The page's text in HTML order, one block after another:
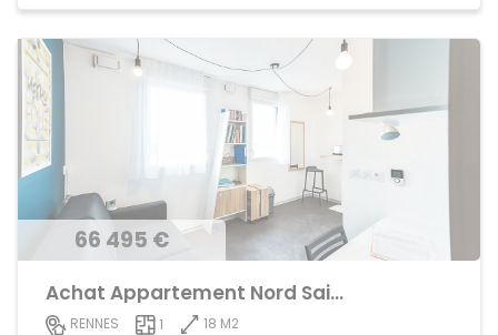
66 495 €
Achat Appartement Nord Saint-Martin
RENNES 1
18 M2